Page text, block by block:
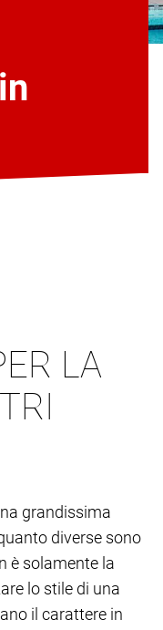
LA
grandissima
diverse sono
è solamente la
lo stile di una
il carattere in